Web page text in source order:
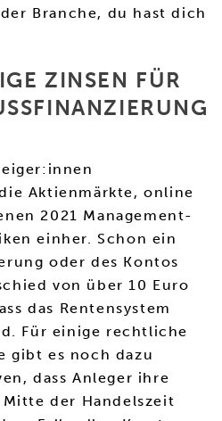
Branche, du hast dich
ZINSEN FÜR
Aktienmärkte, online
2021 Management-
einher. Schon ein
oder des Kontos
von über 10 Euro
das Rentensystem
Für einige rechtliche
gibt es noch dazu
dass Anleger ihre
der Handelszeit